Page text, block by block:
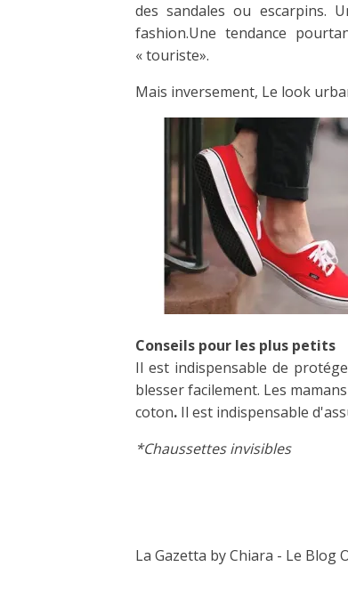
des sandales ou escarpins.
fashion.Une tendance
« touriste».
Mais inversement, Le look
Conseils pour les plus petits
Il est indispensable de
blesser facilement. Les
coton. Il est indispensable
*Chaussettes invisibles
La Gazetta by Chiara - Le Blog